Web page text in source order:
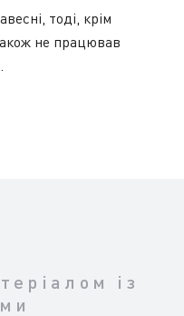
тоді, крім
не працював
із